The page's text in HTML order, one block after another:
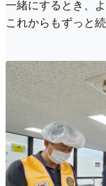
一緒にするとき、
これからもずっと